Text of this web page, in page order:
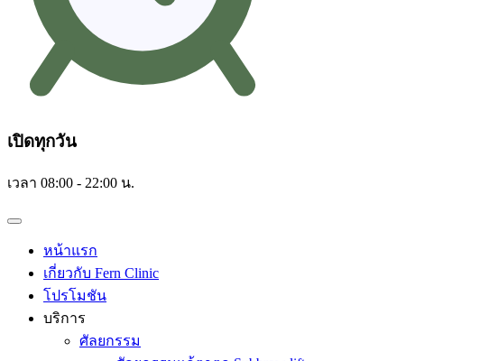
เปิดทุกวัน
เวลา 08:00 - 22:00 น.
หน้าแรก
เกี่ยวกับ Fern Clinic
โปรโมชัน
บริการ
ศัลยกรรม